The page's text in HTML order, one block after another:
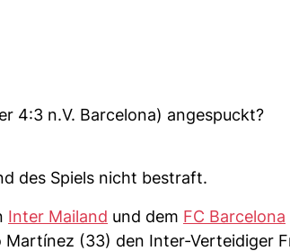
4:3 n.V. Barcelona) angespuckt?
des Spiels nicht bestraft.
Inter Mailand und dem FC Barcelona
Martínez (33) den Inter-Verteidiger